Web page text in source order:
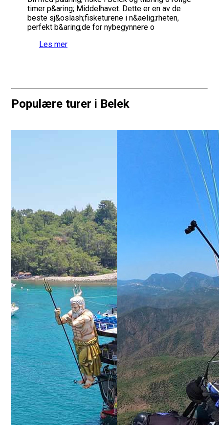
timer p&aring; Middelhavet. Dette er en av de
beste sj&oslash;fisketurene i n&aelig;rheten,
perfekt b&aring;de for nybegynnere o
Les mer
Populære turer i Belek